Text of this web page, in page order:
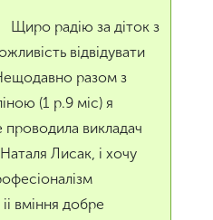
Щиро радію за діток з
відвідувати
разом з
(1 р.9 міс) я
проводила викладач
Лисак, і хочу
вміння добре